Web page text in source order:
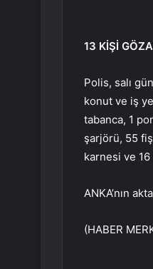
13 KİŞİ
Polis, salı
konut ve iş
tabanca, 1
şarjörü, 55
karnesi ve
ANKA’nın
(HABER